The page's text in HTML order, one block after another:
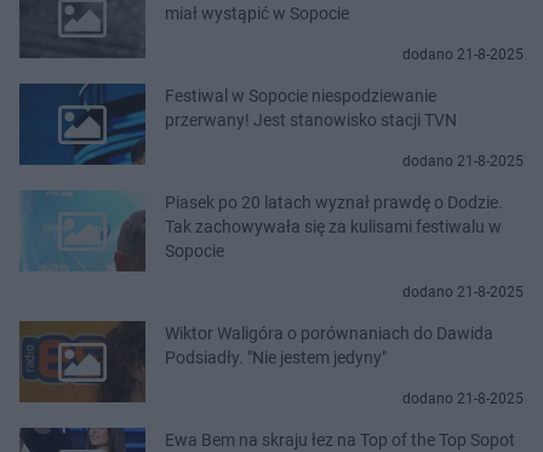
miał wystąpić w Sopocie
dodano 21-8-2025
Festiwal w Sopocie niespodziewanie
przerwany! Jest stanowisko stacji TVN
dodano 21-8-2025
Piasek po 20 latach wyznał prawdę o Dodzie.
Tak zachowywała się za kulisami festiwalu w
Sopocie
dodano 21-8-2025
Wiktor Waligóra o porównaniach do Dawida
Podsiadły. "Nie jestem jedyny"
dodano 21-8-2025
Ewa Bem na skraju łez na Top of the Top Sopot